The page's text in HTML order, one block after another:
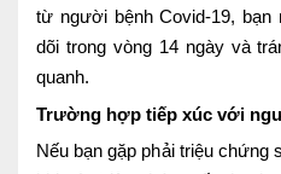
Nhà thuốc GPP
Dịch vụ Y tế Cơ quan – MEDI-
Dịch vụ Y tế gia đình – MEDI-
từ người bệnh Covid-19,
dõi trong vòng 14 ngày và
quanh.
Trường hợp tiếp xúc với
Nếu bạn gặp phải triệu chứng